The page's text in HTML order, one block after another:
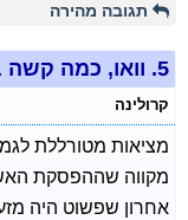
תגובה מהירה
5. וואו, כמה
קרולינה
מציאות מטורללת
מקווה שההפסקת
אחרון שפשוט היה